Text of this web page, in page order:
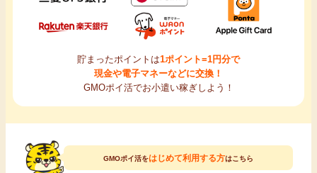
貯まったポイントは1ポイント=1円分で
現金や電子マネーなどに交換！
GMOポイ活でお小遣い稼ぎしよう！
GMOポイ活をはじめて利用する方はこちら